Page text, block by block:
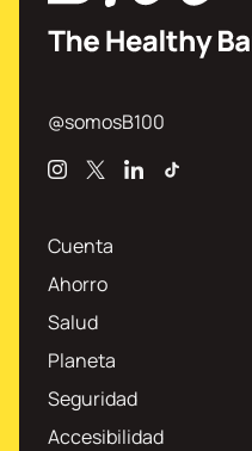
@somosB100
InstagramLinkedin
Cuenta
Ahorro
Salud
Planeta
Seguridad
Accesibilidad